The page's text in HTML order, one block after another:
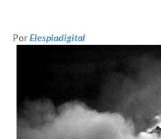
PorElespiadigital